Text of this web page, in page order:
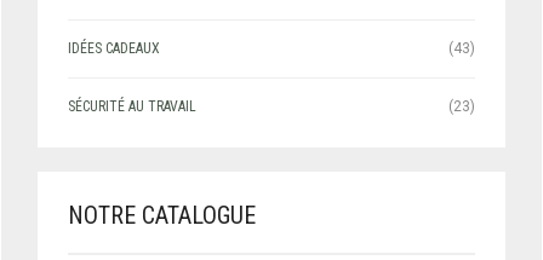
IDÉES CADEAUX (43)
SÉCURITÉ AU TRAVAIL (23)
NOTRE CATALOGUE